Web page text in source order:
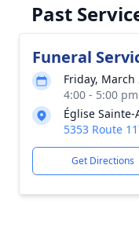
Past
Funeral
Friday, March
4:00 - 5:00
Église Sainte-
5353 Route
Get Directions